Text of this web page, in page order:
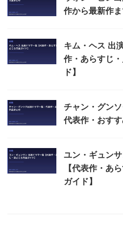
作から最新作
キム・ヘス 出
作・あらすじ
ド】
チャン・グン
代表作・おす
ユン・ギュン
【代表作・あ
ガイド】